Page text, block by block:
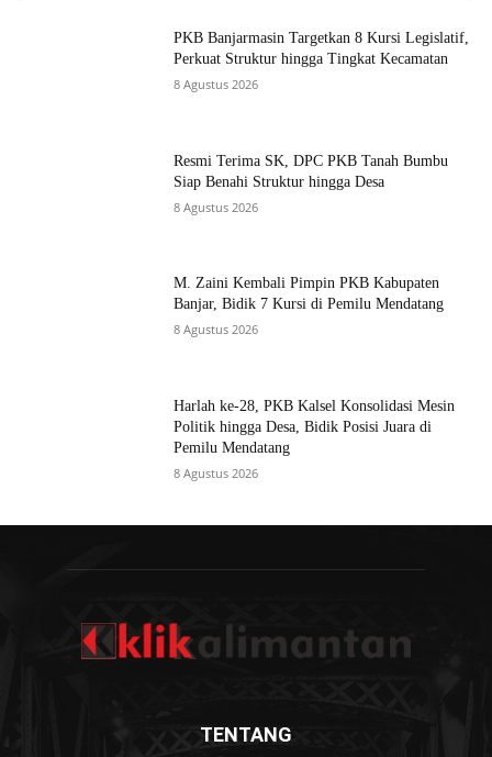
PKB Banjarmasin Targetkan 8 Kursi Legislatif,
Perkuat Struktur hingga Tingkat Kecamatan
8 Agustus 2026
Resmi Terima SK, DPC PKB Tanah Bumbu
Siap Benahi Struktur hingga Desa
8 Agustus 2026
M. Zaini Kembali Pimpin PKB Kabupaten
Banjar, Bidik 7 Kursi di Pemilu Mendatang
8 Agustus 2026
Harlah ke-28, PKB Kalsel Konsolidasi Mesin
Politik hingga Desa, Bidik Posisi Juara di
Pemilu Mendatang
8 Agustus 2026
TENTANG